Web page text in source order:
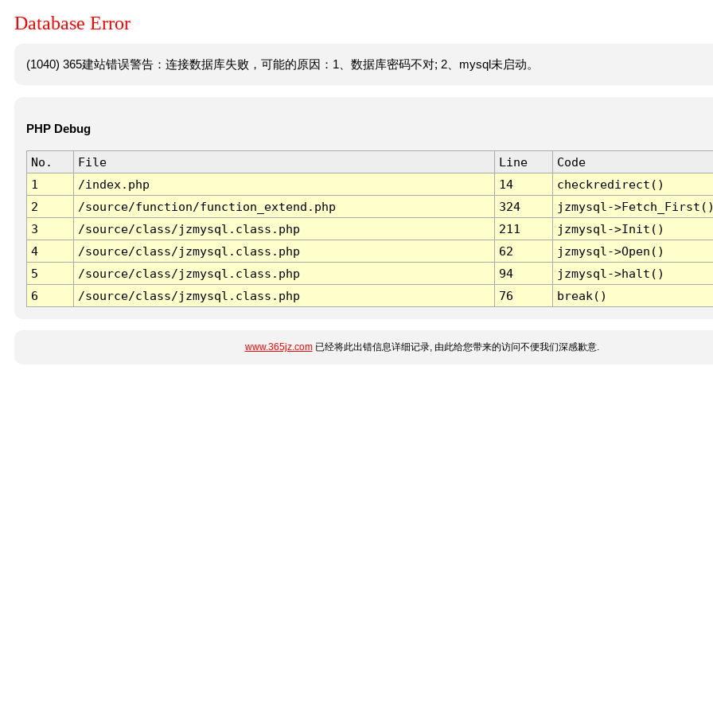
Database Error
(1040) 365建站错误警告：连接数据库失败，可能的原因：1、数据库密码不对; 2、mysql未启动。
PHP Debug
No. File Line
Code
1
/index.php 14
checkredirect()
2
/source/function/function_extend.php 324
jzmysql-
3
/source/class/jzmysql.class.php 211
jzmysql->Init()
4
/source/class/jzmysql.class.php 62
jzmysql->Open()
5
/source/class/jzmysql.class.php 94
jzmysql->halt()
6
/source/class/jzmysql.class.php 76 break()
www.365jz.com已经将此出错信息详细记录, 由此给您带来的访问不便我们深感歉意.